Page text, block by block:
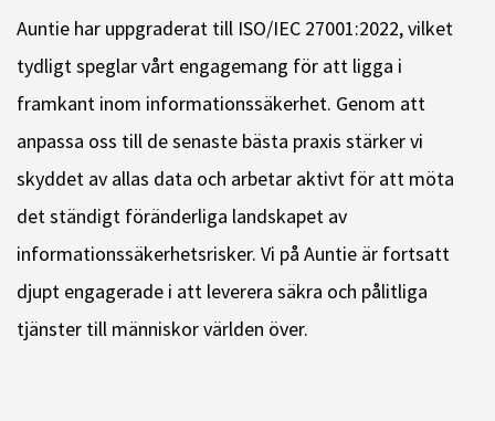
Auntie har uppgraderat till ISO/IEC 27001:2022, vilket
tydligt speglar vårt engagemang för att ligga i
framkant inom informationssäkerhet. Genom att
anpassa oss till de senaste bästa praxis stärker vi
skyddet av allas data och arbetar aktivt för att möta
det ständigt föränderliga landskapet av
informationssäkerhetsrisker. Vi på Auntie är fortsatt
djupt engagerade i att leverera säkra och pålitliga
tjänster till människor världen över.